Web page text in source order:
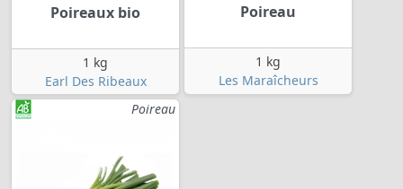
Poireaux bio
1 kg
Earl Des Ribeaux
Poireau
1 kg
Les Maraîcheurs
Poireau